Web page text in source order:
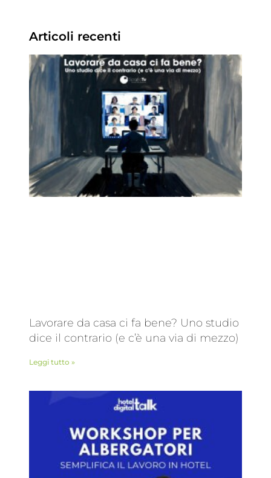
Articoli recenti
Lavorare da casa ci fa bene? Uno studio
dice il contrario (e c’è una via di mezzo)
Leggi tutto »